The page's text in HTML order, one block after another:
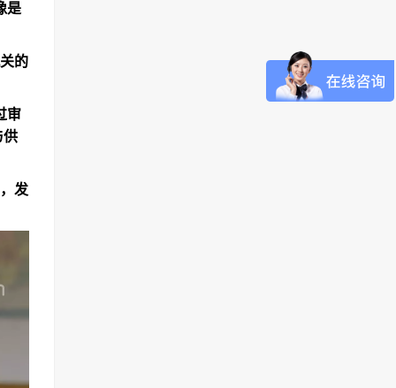
是
的
审
供
发